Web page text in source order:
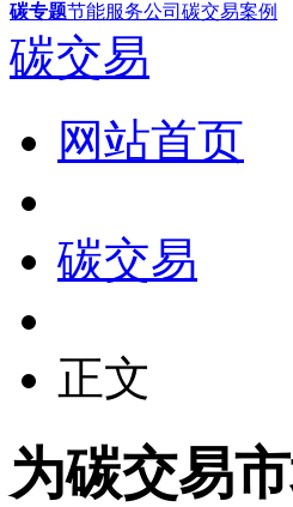
碳专题节能服务公司 碳交易案例
碳交易
网站首页
碳交易
正文
为碳交易